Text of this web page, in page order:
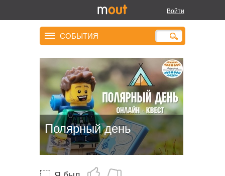
Войти
СОБЫТИЯ
Полярный день